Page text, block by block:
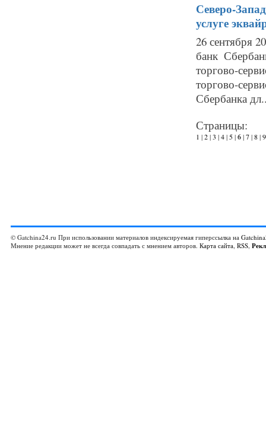
Северо-
услуге
26 сентября
банк
торгово-
торгово-
Сбербанка
Страницы:
1 |2|3 |4| 5|6|7|8|9
© Gatchina24.ru При использовании материалов индексируемая гиперссылка на
Мнение редакции может не всегда совпадать с мнением авторов. Карта сайта, RSS,